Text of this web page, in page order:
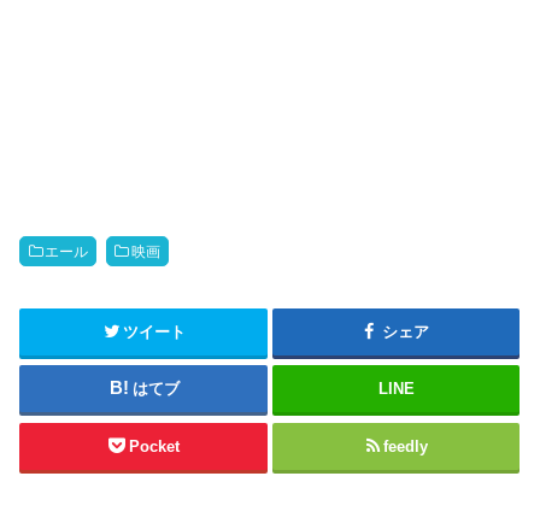
エール 映画
ツイート シェア
はてブ LINE
Pocket feedly